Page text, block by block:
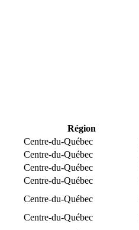
Région
Centre-du-Québec
Centre-du-Québec
Centre-du-Québec
Centre-du-Québec
Centre-du-Québec
Centre-du-Québec